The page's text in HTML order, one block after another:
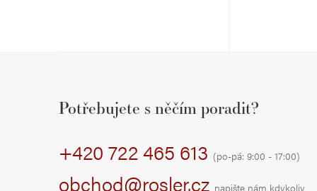
Potřebujete s něčím poradit?
+420 722 465 613 (po-pá: 9:00 - 17:00)
obchod@rosler.cz napište nám kdykoliv